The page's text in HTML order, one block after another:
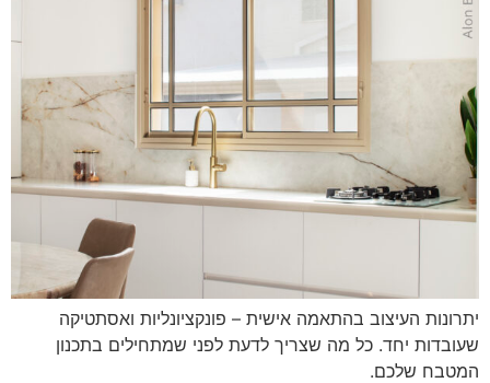
העיצוב בהתאמה אישית – פונקציונליות ואסתטיקה
יחד. כל מה שצריך לדעת לפני שמתחילים בתכנון
שלכם.